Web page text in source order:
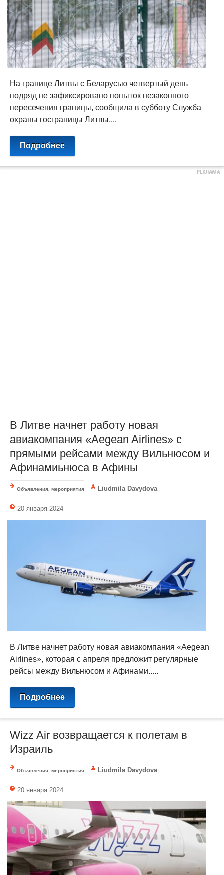
На границе Литвы с Беларусью четвертый день
подряд не зафиксировано попыток незаконного
пересечения границы, сообщила в субботу Служба
охраны госграницы Литвы....
Подробнее
В Литве начнет работу новая
авиакомпания «Aegean Airlines» с
прямыми рейсами между Вильнюсом и
Афинамиьнюса в Афины
Объявления, мероприятия Liudmila Davydova
20 января 2024
В Литве начнет работу новая авиакомпания «Aegean
Airlines», которая с апреля предложит регулярные
рейсы между Вильнюсом и Афинами.....
Подробнее
Wizz Air возвращается к полетам в
Израиль
Объявления, мероприятия Liudmila Davydova
20 января 2024